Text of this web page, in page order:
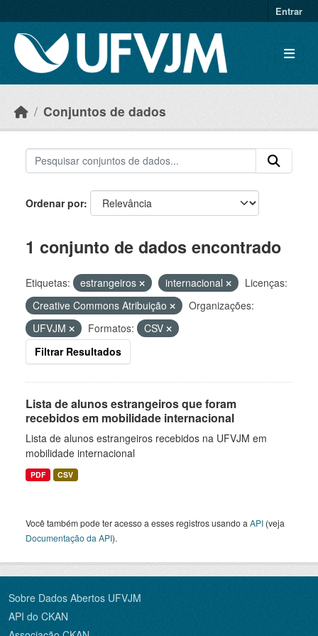
Entrar
Conjuntos de dados
Ordenar por
1 conjunto de dados encontrado
Etiquetas: estrangeiros internacional
Licenças:
Creative Commons Atribuição
Organizações:
UFVJM
Formatos:
CSV
Filtrar Resultados
Lista de alunos estrangeiros que foram
recebidos em mobilidade internacional
Lista de alunos estrangeiros recebidos na UFVJM em
mobilidade internacional
PDF CSV
Você também pode ter acesso a esses registros usando a API (veja
Documentação da API).
Sobre Dados Abertos UFVJM
API do CKAN